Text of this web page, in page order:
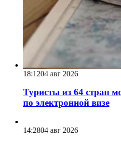
18:1204 авг 2026
Туристы из 64 стран
по электронной визе
14:2804 авг 2026